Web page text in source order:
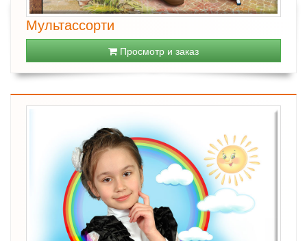
Мультассорти
Просмотр и заказ